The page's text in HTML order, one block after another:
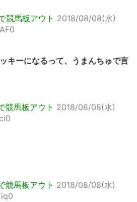
競馬板アウト 2018/08/08(水)
キーになるって、うまんちゅで言
競馬板アウト 2018/08/08(水)
競馬板アウト 2018/08/08(水)